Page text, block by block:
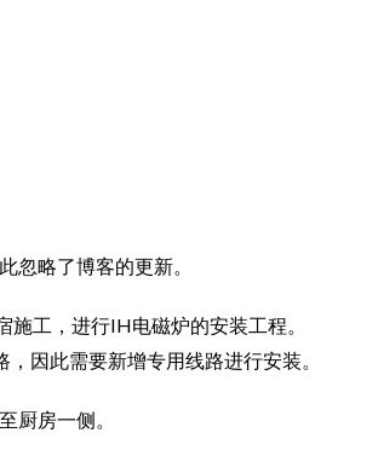
忽略了博客的更新。
工，进行IH电磁炉的安装工程。
因此需要新增专用线路进行安装。
厨房一侧。